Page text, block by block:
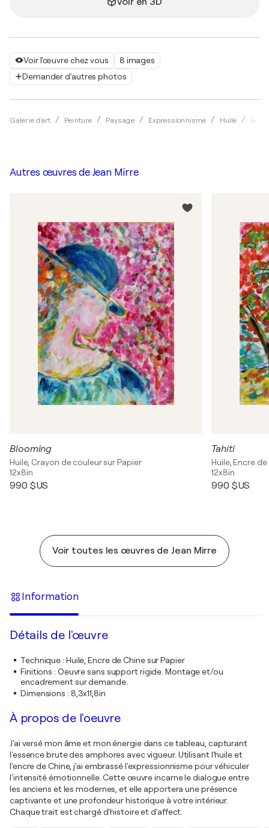
Voir l'œuvre chez vous
8 images
Demander d'autres photos
Galerie d'art Peinture Paysage Expressionnisme Huile Jean
Autres œuvres de Jean Mirre
Blooming
Huile, Crayon de couleur sur Papier
12x8in
990 $US
Tahiti
Huile, Encre
12x8in
990 $US
Voir toutes les œuvres de Jean Mirre
Information
Détails de l'œuvre
Technique: Huile, Encre de Chine sur Papier
Finitions : Oeuvre sans support rigide. Montage et/ou
encadrement sur demande.
Dimensions : 8,3x11,8in
À propos de l'oeuvre
J'ai versé mon âme et mon énergie dans ce tableau, capturant
l'essence brute des amphores avec vigueur. Utilisant l'huile et
l'encre de Chine, j'ai embrassé l'expressionnisme pour véhiculer
l'intensité émotionnelle. Cette œuvre incarne le dialogue entre
les anciens et les modernes, et elle apportera une présence
captivante et une profondeur historique à votre intérieur.
Chaque trait est chargé d'histoire et d'affect.